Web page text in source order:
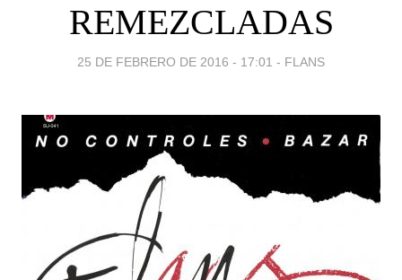
REMEZCLADAS
25 DE FEBRERO DE 2016 - 17:01 - FLANS